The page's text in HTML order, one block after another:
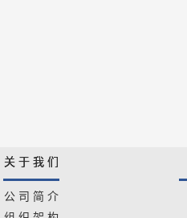
关 于 我 们
公 司 简 介